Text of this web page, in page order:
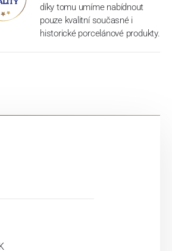
díky tomu umíme nabídnout
pouze kvalitní současné i
historické porcelánové produkty.